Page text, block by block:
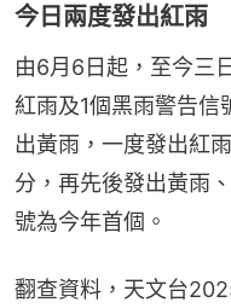
今日兩度發出紅雨
由6月6日起，至今三
紅雨及1個黑雨警告
出黃雨，一度發出紅
分，再先後發出黃雨
號為今年首個。
翻查資料，天文台